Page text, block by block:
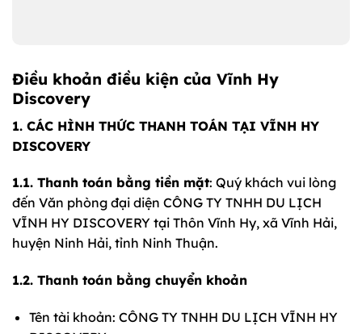
Điều khoản điều kiện của Vĩnh Hy
Discovery
1. CÁC HÌNH THỨC THANH TOÁN TẠI VĨNH HY
DISCOVERY
1.1. Thanh toán bằng tiền mặt: Quý khách vui lòng
đến Văn phòng đại diện CÔNG TY TNHH DU LỊCH
VĨNH HY DISCOVERY tại Thôn Vĩnh Hy, xã Vĩnh Hải,
huyện Ninh Hải, tỉnh Ninh Thuận.
1.2. Thanh toán bằng chuyển khoản
Tên tài khoản: CÔNG TY TNHH DU LỊCH VĨNH HY